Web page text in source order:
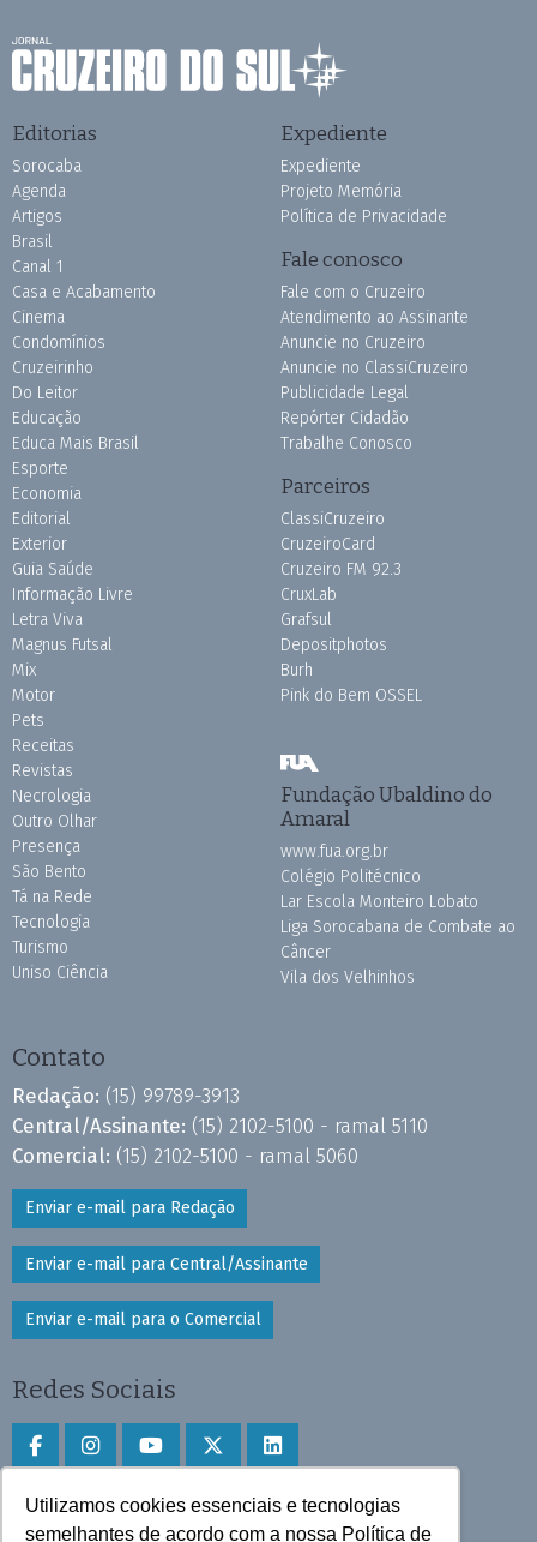
Utilizamos cookies essenciais e tecnologias
semelhantes de acordo com a nossa Política de
Editorias
Sorocaba
Agenda
Artigos
Brasil
Canal 1
Casa e Acabamento
Cinema
Condomínios
Cruzeirinho
Do Leitor
Educação
Educa Mais Brasil
Esporte
Economia
Editorial
Exterior
Guia Saúde
Informação Livre
Letra Viva
Magnus Futsal
Mix
Motor
Pets
Receitas
Revistas
Necrologia
Outro Olhar
Presença
São Bento
Tá na Rede
Tecnologia
Turismo
Uniso Ciência
Expediente
Expediente
Projeto Memória
Política de Privacidade
Fale conosco
Fale com o Cruzeiro
Atendimento ao Assinante
Anuncie no Cruzeiro
Anuncie no ClassiCruzeiro
Publicidade Legal
Repórter Cidadão
Trabalhe Conosco
Parceiros
ClassiCruzeiro
CruzeiroCard
Cruzeiro FM 92.3
CruxLab
Grafsul
Depositphotos
Burh
Pink do Bem OSSEL
Fundação Ubaldino do
Amaral
www.fua.org.br
Colégio Politécnico
Lar Escola Monteiro Lobato
Liga Sorocabana de Combate ao
Câncer
Vila dos Velhinhos
Contato
Redação: (15) 99789-3913
Central/Assinante: (15) 2102-5100 - ramal 5110
Comercial: (15) 2102-5100 - ramal 5060
Enviar e-mail para Redação
Enviar e-mail para Central/Assinante
Enviar e-mail para o Comercial
Redes Sociais
Faça download do aplicativo